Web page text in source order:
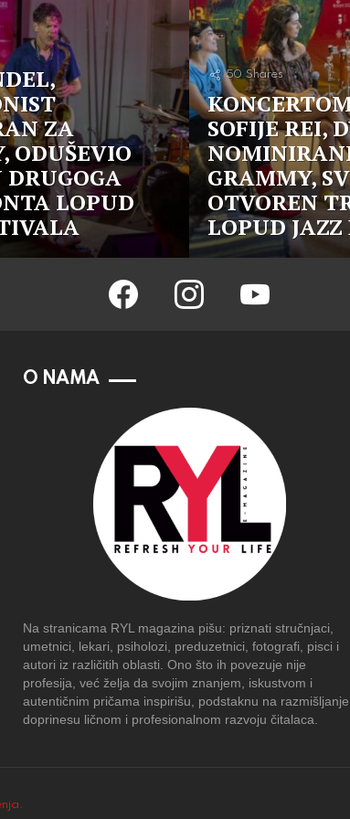
ZA
ODUŠEVIO
LOPUD
50 Shares
SOFIJE REI,
GRAMMY,
OTVOREN
LOPUD
facebook instagram youtube
O NAMA
Na stranicama RYL magazina pišu: priznati stručnjaci,
umetnici, lekari, psiholozi, preduzetnici, fotografi, pisci i
autori iz različitih oblasti. Ono što ih povezuje nije
profesija, već želja da svojim znanjem, iskustvom i
autentičnim pričama inspirišu, podstaknu na
doprinesu ličnom i profesionalnom razvoju čitalaca.
.